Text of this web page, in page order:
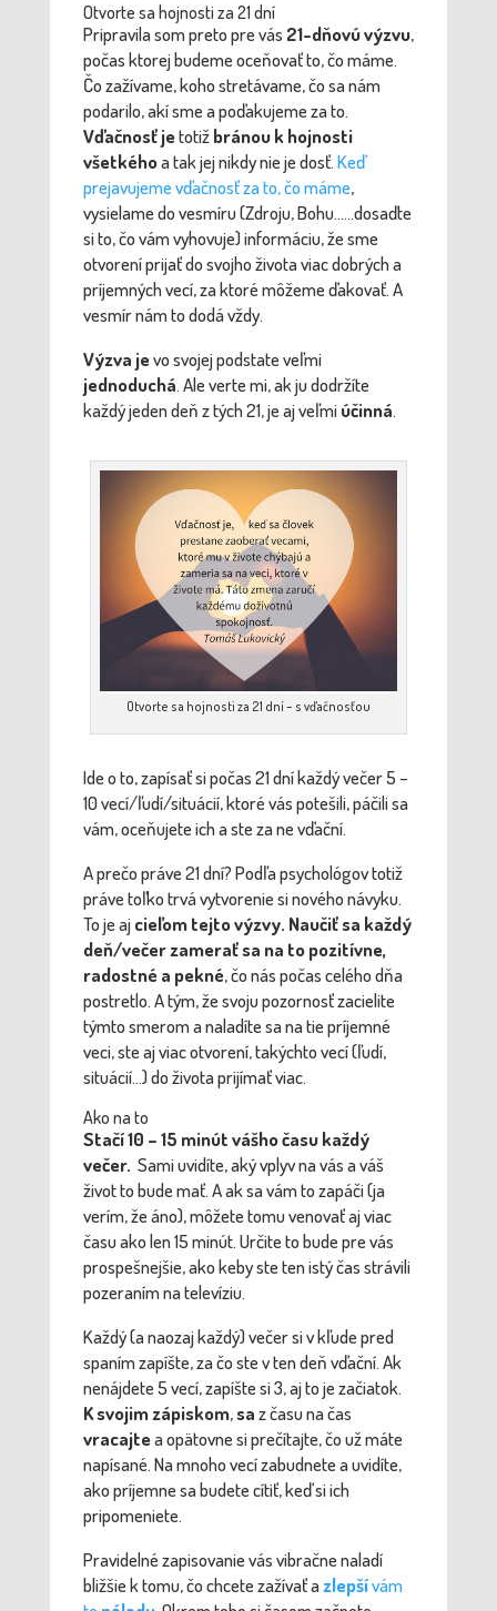
Otvorte sa hojnosti za 21 dní
Pripravila som preto pre vás 21-dňovú výzvu,
počas ktorej budeme oceňovať to, čo máme.
Čo zažívame, koho stretávame, čo sa nám
podarilo, akí sme a poďakujeme za to.
Vďačnosťjetotižbránou k hojnosti
všetkéhoa tak jej nikdy nie je dosť.Keď
prejavujemevďačnosťza to, čo máme,
vysielame do vesmíru (Zdroju, Bohu……dosaďte
si to, čo vám vyhovuje) informáciu, že sme
otvorení prijať do svojho života viac dobrých a
príjemných vecí, za ktoré môžeme ďakovať. A
vesmír nám to dodá vždy.
Výzva jevo svojej podstate veľmi
jednoduchá. Ale verte mi, ak ju dodržíte
každý jeden deň z tých 21, je aj veľmi účinná.
Otvorte sa hojnosti za 21 dní – s vďačnosťou
Ide o to, zapísať si počas 21 dní každý večer 5 –
10 vecí/ľudí/situácií, ktoré vás potešili, páčili sa
vám, oceňujete ich a ste za ne vďační.
A prečo práve 21 dní? Podľa psychológov totiž
práve toľko trvá vytvorenie si nového návyku.
To je aj cieľom tejto výzvy. Naučiť sa každý
deň/večer zamerať sa na to pozitívne,
radostné a pekné, čo nás počas celého dňa
postretlo. A tým, že svoju pozornosť zacielite
týmto smerom a naladíte sa na tie príjemné
veci, ste aj viac otvorení, takýchto vecí (ľudí,
situácií…) do života prijímať viac.
Ako na to
Stačí 10 – 15 minút vášho času každý
večer. Sami uvidíte, aký vplyv na vás a váš
život to bude mať. A ak sa vám to zapáči (ja
verím, že áno), môžete tomu venovať aj viac
času ako len 15 minút. Určite to bude pre vás
prospešnejšie, ako keby ste ten istý čas strávili
pozeraním na televíziu.
Každý (a naozaj každý) večer si v kľude pred
spaním zapíšte, za čo ste v ten deň vďační. Ak
nenájdete 5 vecí, zapíšte si 3, aj to je začiatok.
K svojim zápiskom,saz času na čas
vracajtea opätovne si prečítajte, čo už máte
napísané. Na mnoho vecí zabudnete a uvidíte,
ako príjemne sa budete cítiť, keď si ich
pripomeniete.
Pravidelné zapisovanie vás vibračne naladí
bližšie k tomu, čo chcete zažívať azlepšívám